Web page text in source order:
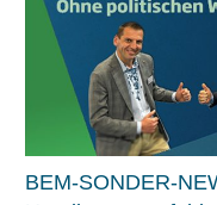
BEM-SONDER-